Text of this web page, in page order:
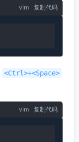
vim 复制代码
<Ctrl>+<Space>
vim 复制代码